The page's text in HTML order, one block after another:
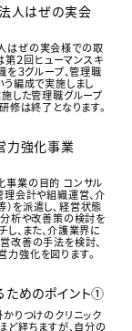
人はぜの実会
はぜの実会様での取
２回ヒューマンスキ
を３グループ、管理職
う編成で実施しまし
施した管理職グループ
修は終了となります。
営力強化事業
事業の目的 コンサル
理会計や組織運営、介
を派遣し､経営状態
分析や改善策の検討を
、また、介護業界に
改善の手法を検討、
強化を図ります。
めのポイント①
りつけのクリニック
ど経ちますが、自分の